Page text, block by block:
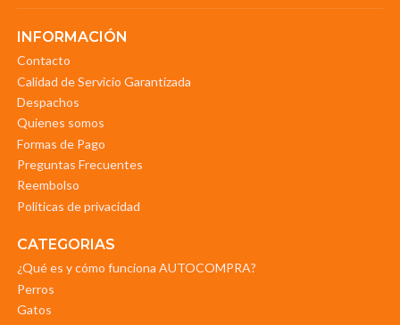
INFORMACIÓN
Contacto
Calidad de Servicio Garantizada
Despachos
Quienes somos
Formas de Pago
Preguntas Frecuentes
Reembolso
Politicas de privacidad
CATEGORIAS
¿Qué es y cómo funciona AUTOCOMPRA?
Perros
Gatos